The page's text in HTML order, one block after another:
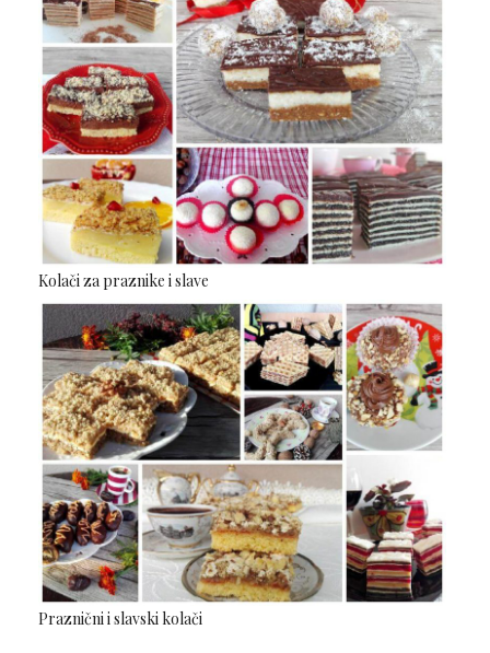
Kolači za praznike i slave
Praznični i slavski kolači